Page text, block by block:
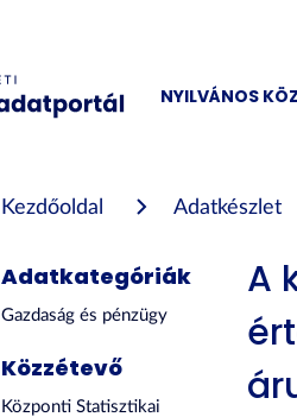
NYILVÁNOS
Kezdőoldal Adatkészlet
Adatkategóriák
Gazdaság és pénzügy
Közzétevő
Központi Statisztikai
A